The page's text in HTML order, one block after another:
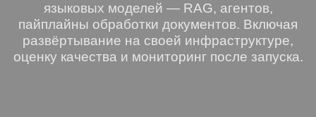
языковых моделей — RAG, агентов,
пайплайны обработки документов. Включая
развёртывание на своей инфраструктуре,
оценку качества и мониторинг после запуска.